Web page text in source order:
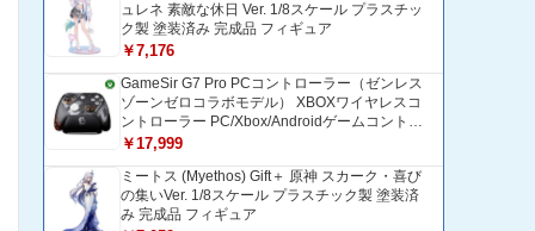
ュレネ 素敵な休日 Ver. 1/8スケール プラスチッ
ク製 塗装済み 完成品 フィギュア
￥7,176
GameSir G7 Pro PCコントローラー（ゼンレス
ゾーンゼロコラボモデル） XBOXワイヤレスコ
ントローラー PC/Xbox/Androidゲームコントロ
ーラー 1200mAH大容量バッテリー TMRホール
コントローラー 追加ボタン＆トリガー/グリップ
振動モーター搭載 トリガーストップ＆背面ボタ
ンロック付きゲームパッド 光学式マイクロスイ
￥17,999
ミートス (Myethos) Gift＋ 原神 スカーク・喜び
の集いVer. 1/8スケール プラスチック製 塗装済
み 完成品 フィギュア